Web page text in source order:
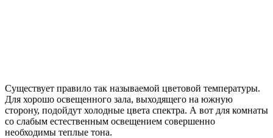
Существует правило так называемой цветовой температуры.
Для хорошо освещенного зала, выходящего на южную
сторону, подойдут холодные цвета спектра. А вот для комнаты
со слабым естественным освещением совершенно
необходимы теплые тона.